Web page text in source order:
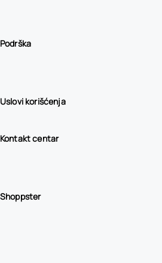
Podrška
Uslovi korišćenja
Kontakt centar
Shoppster